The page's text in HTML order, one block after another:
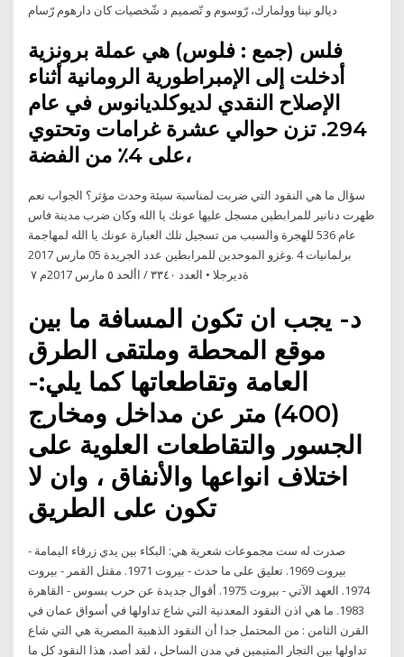
ديالو نينا وولمارك، رّوسوم و تّصميم د شّخصيات كان دارهوم رّسام
فلس (جمع : فلوس) هي عملة برونزية
أدخلت إلى الإمبراطورية الرومانية أثناء
الإصلاح النقدي لديوكلديانوس في عام
294. تزن حوالي عشرة غرامات وتحتوي
على 4٪ من الفضة،
سؤال ما هي النقود التي ضربت لمناسبة سيئة وحدث مؤثر؟ الجواب نعم
ظهرت دنانير للمرابطين مسجل عليها عونك يا الله وكان ضرب مدينة فاس
عام 536 للهجرة والسبب من تسجيل تلك العبارة عونك يا الله لمهاجمة
وغزو الموحدين للمرابطين عدد الجريدة 05 مارس 2017. ‫‪4‬‬ ‫برلمانيات‬
‫ةديرجلا‬ ‫•‬ ‫العدد ‪ / ٣٣٤٠‬األحد ‪ ٥‬مارس ‪2017‬م ‪ ٧
د- يجب ان تكون المسافة ما بين
موقع المحطة وملتقى الطرق
العامة وتقاطعاتها كما يلي:-
(400) متر عن مداخل ومخارج
الجسور والتقاطعات العلوية على
اختلاف انواعها والأنفاق ، وان لا
تكون على الطريق
صدرت له ست مجموعات شعرية هي: البكاء بين يدي زرقاء اليمامة -
بيروت 1969. تعليق على ما حدث - بيروت 1971. مقتل القمر - بيروت
1974. العهد الآتي - بيروت 1975. أقوال جديدة عن حرب بسوس - القاهرة
1983. ما هي اذن النقود المعدنية التي شاع تداولها في أسواق عمان في
القرن الثامن : من المحتمل جدا أن النقود الذهبية المصرية هي التي شاع
تداولها بين التجار المتيمين في مدن الساحل ، لقد أصد، هذا النقود كل ما